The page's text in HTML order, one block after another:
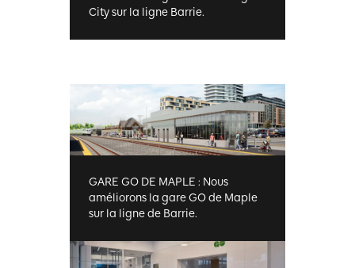
City sur la ligne Barrie.
GARE GO DE MAPLE : Nous
améliorons la gare GO de Maple
sur la ligne de Barrie.